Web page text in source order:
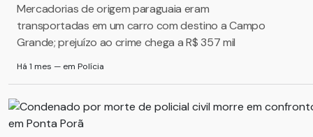
Mercadorias de origem paraguaia eram
transportadas em um carro com destino a Campo
Grande; prejuízo ao crime chega a R$ 357 mil
Há 1 mes — em Polícia